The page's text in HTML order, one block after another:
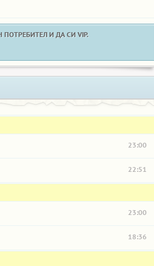
И ДА СИ VIP.
23:00
22:51
23:00
18:36